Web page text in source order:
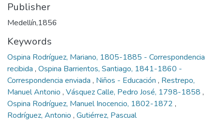
Publisher
Medellín,1856
Keywords
Ospina Rodríguez, Mariano, 1805-1885 - Correspondencia
recibida , Ospina Barrientos, Santiago, 1841-1860 -
Correspondencia enviada , Niños - Educación , Restrepo,
Manuel Antonio , Vásquez Calle, Pedro José, 1798-1858 ,
Ospina Rodríguez, Manuel Inocencio, 1802-1872 ,
Rodríguez, Antonio , Gutiérrez, Pascual